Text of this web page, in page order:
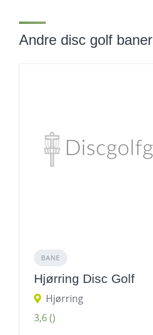
Andre disc golf baner
BANE
Hjørring Disc Golf
Hjørring
3,6()